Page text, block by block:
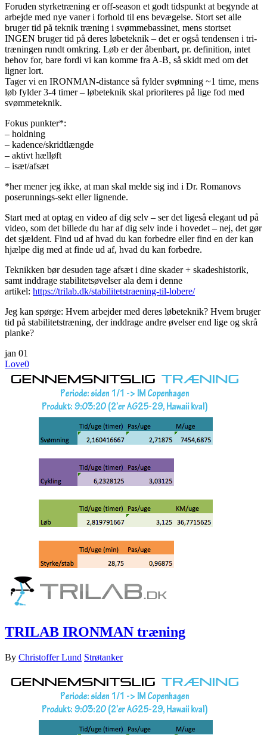
Foruden styrketræning er off-season et godt tidspunkt at begynde at
arbejde med nye vaner i forhold til ens bevægelse. Stort set alle
bruger tid på teknik træning i svømmebassinet, mens stortset
INGEN bruger tid på deres løbeteknik – det er også tendensen i tri-
træningen rundt omkring. Løb er der åbenbart, pr. definition, intet
behov for, bare fordi vi kan komme fra A-B, så skidt med om det
ligner lort.
Tager vi en IRONMAN-distance så fylder svømning ~1 time, mens
løb fylder 3-4 timer – løbeteknik skal prioriteres på lige fod med
svømmeteknik.
Fokus punkter*:
– holdning
– kadence/skridtlængde
– aktivt hælløft
– isæt/afsæt
*her mener jeg ikke, at man skal melde sig ind i Dr. Romanovs
poserunnings-sekt eller lignende.
Start med at optag en video af dig selv – ser det ligeså elegant ud på
video, som det billede du har af dig selv inde i hovedet – nej, det gør
det sjældent. Find ud af hvad du kan forbedre eller find en der kan
hjælpe dig med at finde ud af, hvad du kan forbedre.
Teknikken bør desuden tage afsæt i dine skader + skadeshistorik,
samt inddrage stabilitetsøvelser ala dem i denne
artikel: https://trilab.dk/stabilitetstraening-til-lobere/
Jeg kan spørge: Hvem arbejder med deres løbeteknik? Hvem bruger
tid på stabilitetstræning, der inddrage andre øvelser end lige og skrå
planke?
jan 01
Love0
TRILAB IRONMAN træning
By Christoffer Lund Strøtanker